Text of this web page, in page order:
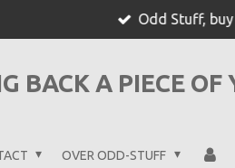
Odd Stuff,
BACK A PIECE OF
OVER ODD-STUFF